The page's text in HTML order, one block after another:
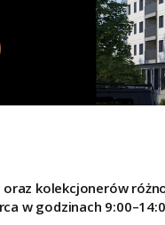
kolekcjonerów
w godzinach